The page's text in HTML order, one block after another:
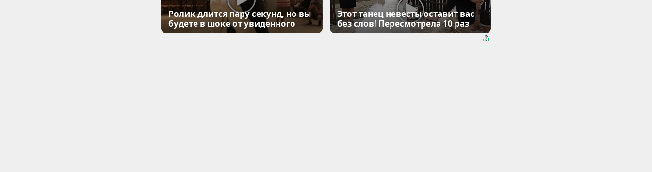
Ролик длится пару секунд, но вы
будете в шоке от увиденного
Этот танец невесты оставит вас
без слов! Пересмотрела 10 раз